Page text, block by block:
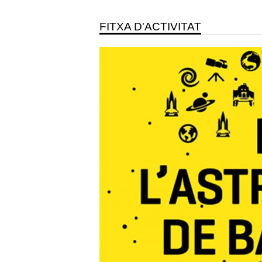
FITXA D'ACTIVITAT